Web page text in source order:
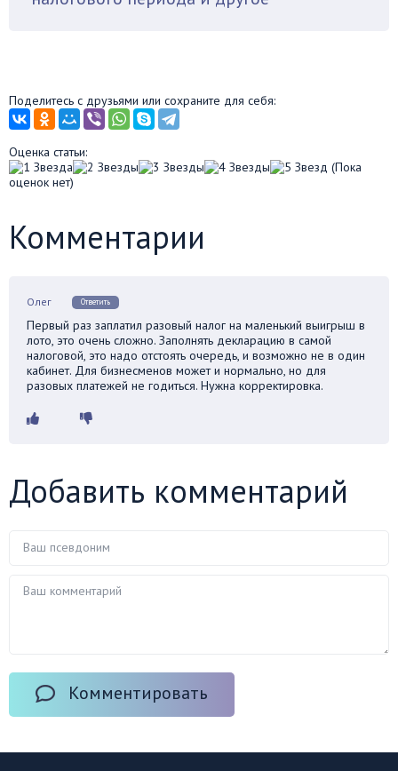
Поделитесь с друзьями или сохраните для себя:
Оценка статьи:
(Пока
оценок нет)
Комментарии
Олег Ответить
Первый раз заплатил разовый налог на маленький выигрыш в
лото, это очень сложно. Заполнять декларацию в самой
налоговой, это надо отстоять очередь, и возможно не в один
кабинет. Для бизнесменов может и нормально, но для
разовых платежей не годиться. Нужна корректировка.
Добавить комментарий
Комментировать